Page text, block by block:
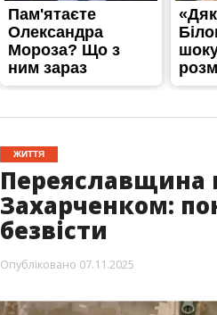
ЖИТТЯ
Переяславщина
Захарченком:
безвісти
Опубліковано 07.11.2025